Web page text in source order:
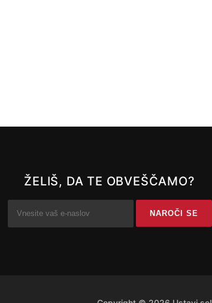
ŽELIŠ, DA TE OBVEŠČAMO?